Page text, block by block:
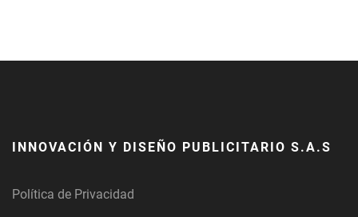
INNOVACIÓN Y DISEÑO PUBLICITARIO S.A.S
Política de Privacidad